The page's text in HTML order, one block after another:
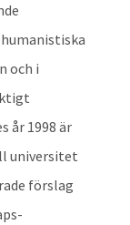
och i
år 1998 är
universitet
förslag